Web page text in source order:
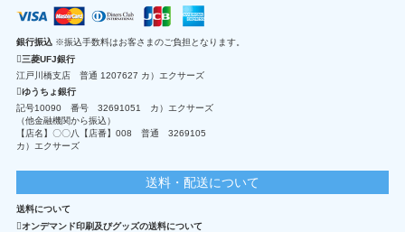
銀行振込 ※振込手数料はお客さまのご負担となります。
三菱UFJ銀行
江戸川橋支店 普通 1207627 カ）エクサーズ
ゆうちょ銀行
記号10090 番号 32691051 カ）エクサーズ
（他金融機関から振込）
【店名】〇〇八【店番】008 普通 3269105
カ）エクサーズ
送料・配送について
送料について
オンデマンド印刷及びグッズの送料について